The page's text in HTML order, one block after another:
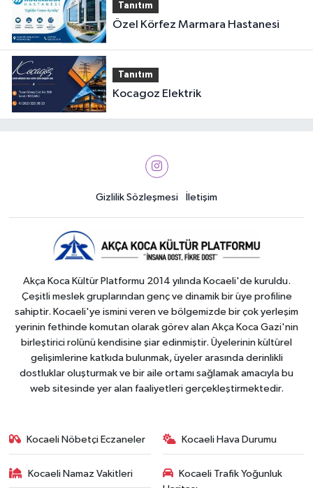
Tanıtım
Özel Körfez Marmara Hastanesi
Tanıtım
Kocagoz Elektrik
Gizlilik Sözleşmesi İletişim
Akça Koca Kültür Platformu 2014 yılında Kocaeli'de kuruldu.
Çeşitli meslek gruplarından genç ve dinamik bir üye profiline
sahiptir. Kocaeli'ye ismini veren ve bölgemizde bir çok yerleşim
yerinin fethinde komutan olarak görev alan Akça Koca Gazi'nin
birleştirici rolünü kendisine şiar edinmiştir. Üyelerinin kültürel
gelişimlerine katkıda bulunmak, üyeler arasında derinlikli
dostluklar oluşturmak ve bir aile ortamı sağlamak amacıyla bu
web sitesinde yer alan faaliyetleri gerçekleştirmektedir.
Kocaeli Nöbetçi Eczaneler Kocaeli Hava Durumu
Kocaeli Namaz Vakitleri
Kocaeli Trafik Yoğunluk